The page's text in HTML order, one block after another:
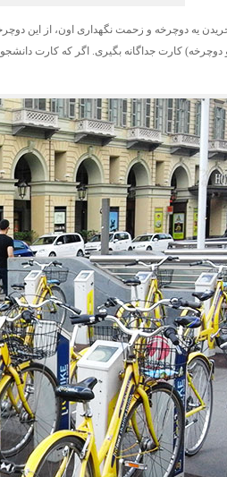
یه دوچرخه و زحمت نگهداری اون، از این
و دوچرخه) کارت جداگانه بگیری. اگر که کارت